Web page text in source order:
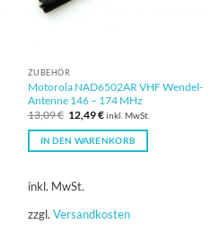
ZUBEHÖR
Motorola NAD6502AR VHF Wendel-
Antenne 146 – 174 MHz
13,09€ Ursprünglicher
Preis
war:
13,09 €
12,49€Aktueller
ist:
12,49 €.
inkl. MwSt.
IN DEN WARENKORB
inkl. MwSt.
zzgl. Versandkosten